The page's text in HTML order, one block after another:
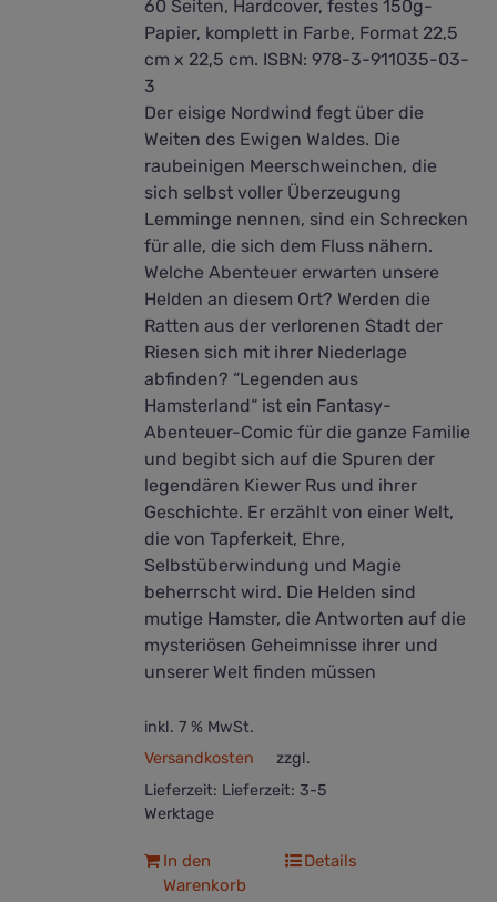
60 Seiten, Hardcover, festes 150g-
Papier, komplett in Farbe, Format 22,5
cm x 22,5 cm. ISBN: 978-3-911035-03-
3
Der eisige Nordwind fegt über die
Weiten des Ewigen Waldes. Die
raubeinigen Meerschweinchen, die
sich selbst voller Überzeugung
Lemminge nennen, sind ein Schrecken
für alle, die sich dem Fluss nähern.
Welche Abenteuer erwarten unsere
Helden an diesem Ort? Werden die
Ratten aus der verlorenen Stadt der
Riesen sich mit ihrer Niederlage
abfinden? “Legenden aus
Hamsterland“ ist ein Fantasy-
Abenteuer-Comic für die ganze Familie
und begibt sich auf die Spuren der
legendären Kiewer Rus und ihrer
Geschichte. Er erzählt von einer Welt,
die von Tapferkeit, Ehre,
Selbstüberwindung und Magie
beherrscht wird. Die Helden sind
mutige Hamster, die Antworten auf die
mysteriösen Geheimnisse ihrer und
unserer Welt finden müssen
inkl. 7 % MwSt.
zzgl.
Versandkosten
Lieferzeit: Lieferzeit: 3-5
Werktage
In den
Warenkorb
Details